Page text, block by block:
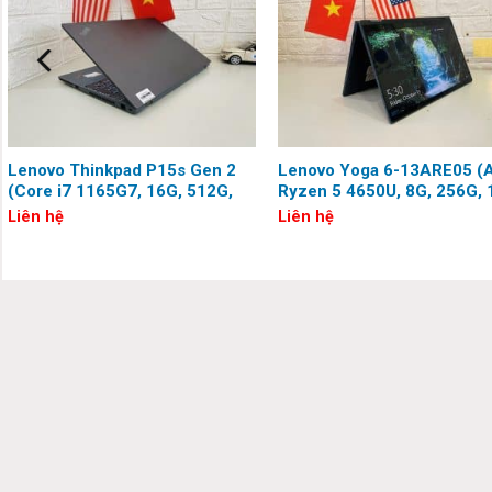
Một mẫu Laptop cao cấp với nhiều ưu điểm vượt trội đến từ
thiết kế ấn tượng, khả năng xoay lật 360 độ và cấu hình cực
phòng.
Lenovo Thinkpad P15s Gen 2
(Core i7 1165G7, 16G, 512G,
Quadro T500, 15.6 inch, FHD)
Liên hệ
Lenovo Yoga 6-13ARE05
Ryzen 5 4650U, 8G, 256G,
inch, Full HD, Touch)
Liên hệ